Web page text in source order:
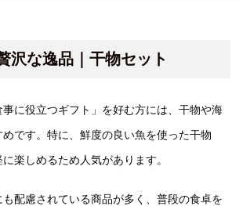
沢な逸品｜干物セット
に役立つギフト」を好む方には、干物や海
です。特に、鮮度の良い魚を使った干物
楽しめるため人気があります。
配慮されている商品が多く、普段の食卓を